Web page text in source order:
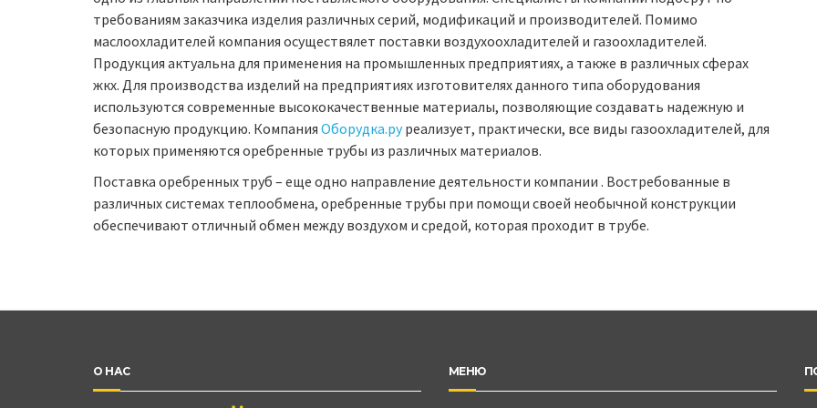
требованиям заказчика изделия различных серий, модификаций и производителей. Помимо
маслоохладителей компания осуществялет поставки воздухоохладителей и газоохладителей.
Продукция актуальна для применения на промышленных предприятиях, а также в различных сферах
жкх. Для производства изделий на предприятиях изготовителях данного типа оборудования
используются современные высококачественные материалы, позволяющие создавать надежную и
безопасную продукцию. Компания Оборудка.руреализует, практически, все виды газоохладителей, для
которых применяются оребренные трубы из различных материалов.
Поставка оребренных труб – еще одно направление деятельности компании . Востребованные в
различных системах теплообмена, оребренные трубы при помощи своей необычной конструкции
обеспечивают отличный обмен между воздухом и средой, которая проходит в трубе.
О НАС МЕНЮ